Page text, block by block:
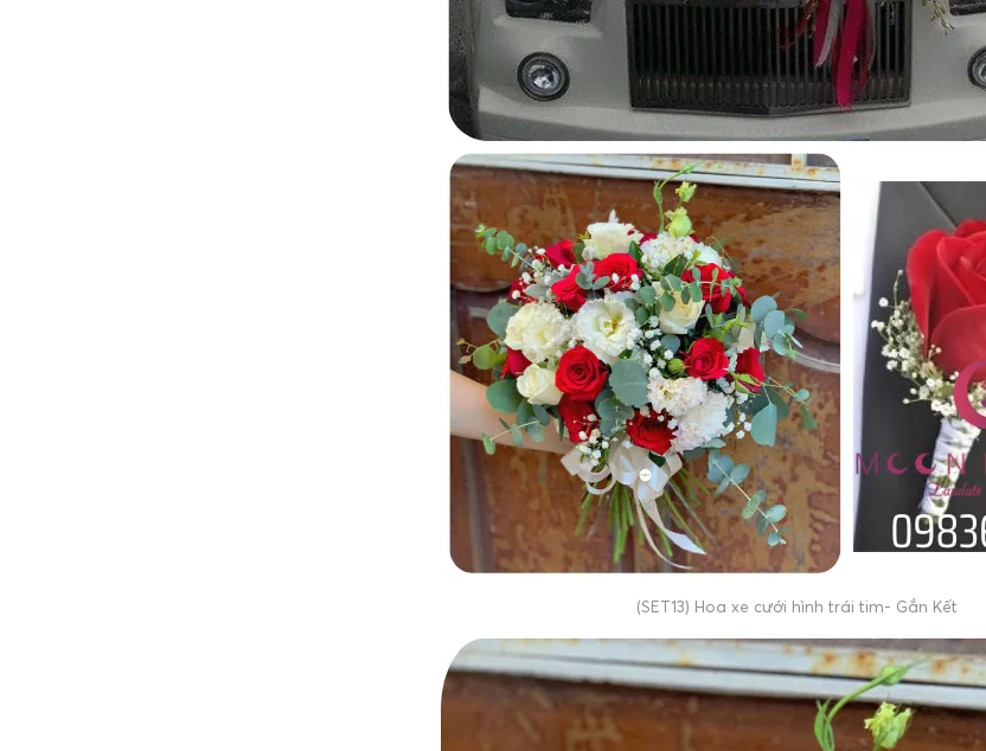
(SET13) Hoa xe cưới hình trái tim- Gắn Kết